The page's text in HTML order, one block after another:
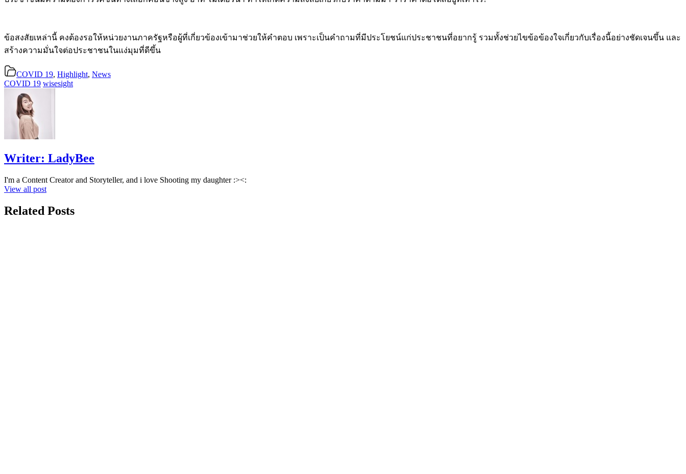
ข้อสงสัยเหล่านี้ คงต้องรอให้หน่วยงานภาครัฐหรือผู้ที่เกี่ยวข้องเข้ามาช่วยให้คำตอบ เพราะเป็นคำถามที่มีประโยชน์แก่ประชาชนที่อยากรู้ รวมทั้งช่วยไขข้อข้องใจเกี่ยวกับเรื่องนี้อย่างชัดเจนขึ้น และ
สร้างความมั่นใจต่อประชาชนในแง่มุมที่ดีขึ้น
COVID 19, Highlight, News
COVID 19 wisesight
Writer: LadyBee
I'm a Content Creator and Storyteller, and i love Shooting my daughter :><:
View all post
Related Posts